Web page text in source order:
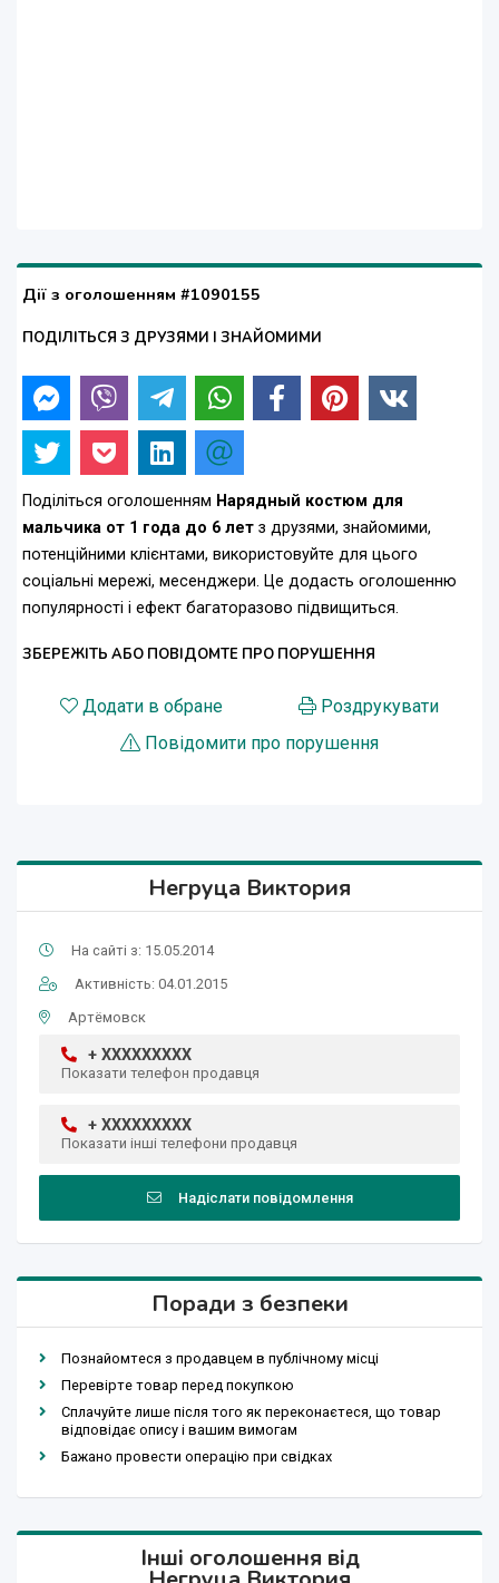
Дії з оголошенням #1090155
ПОДІЛІТЬСЯ З ДРУЗЯМИ І ЗНАЙОМИМИ
Поділіться оголошенням Нарядный костюм для
мальчика от 1 года до 6 лет з друзями, знайомими,
потенційними клієнтами, використовуйте для цього
соціальні мережі, месенджери. Це додасть оголошенню
популярності і ефект багаторазово підвищиться.
ЗБЕРЕЖІТЬ АБО ПОВІДОМТЕ ПРО ПОРУШЕННЯ
Додати в обране
Роздрукувати
Повідомити про порушення
Негруца Виктория
На сайті з: 15.05.2014
Активність: 04.01.2015
Артёмовск
+ XXXXXXXXX
Показати телефон продавця
+ XXXXXXXXX
Показати інші телефони продавця
Надіслати повідомлення
Поради з безпеки
Познайомтеся з продавцем в публічному місці
Перевірте товар перед покупкою
Сплачуйте лише після того як переконаєтеся, що товар
відповідає опису і вашим вимогам
Бажано провести операцію при свідках
Інші оголошення від